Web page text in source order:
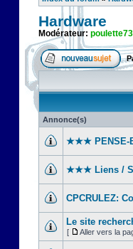
Hardware
Modérateur: poulette73
Annonce(s)
★★★ PENSE-
★★★ Liens /
CPCRULEZ:
Le site
[ Aller vers la